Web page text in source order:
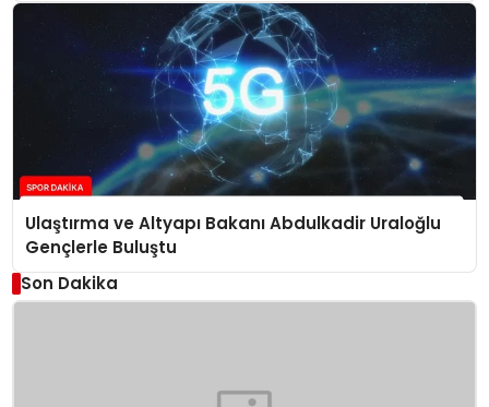
Ulaştırma ve Altyapı Bakanı Abdulkadir Uraloğlu
Gençlerle Buluştu
Son Dakika